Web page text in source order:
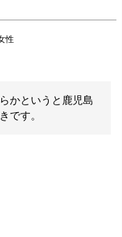
性
かというと鹿児島
です。